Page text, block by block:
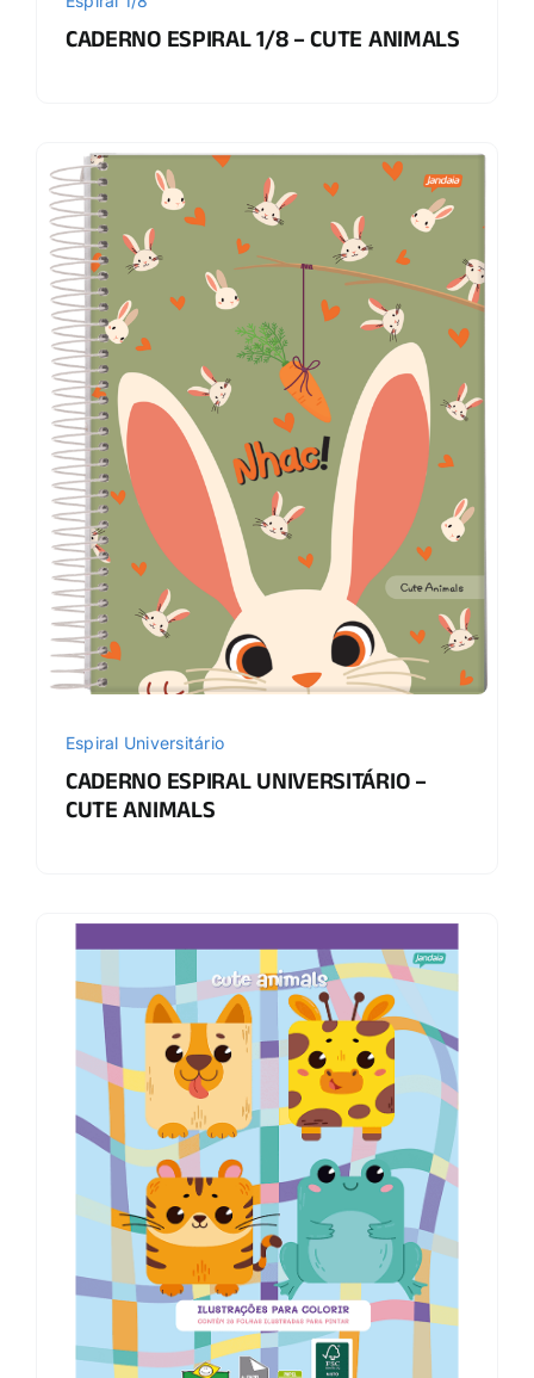
CADERNO ESPIRAL 1/8 – CUTE ANIMALS
Espiral Universitário
CADERNO ESPIRAL UNIVERSITÁRIO –
CUTE ANIMALS